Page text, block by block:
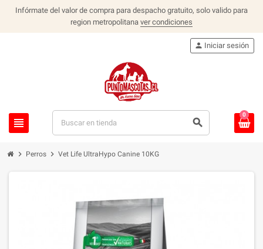
Infórmate del valor de compra para despacho gratuito, solo valido para
region metropolitana ver condiciones
view_headline search
person Iniciar sesión
0
chevron_right Perros chevron_right Vet Life UltraHypo Canine 10KG